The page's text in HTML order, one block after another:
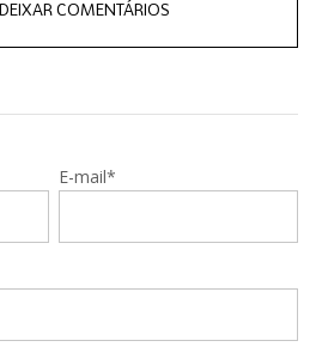
DEIXAR COMENTÁRIOS
E-mail*